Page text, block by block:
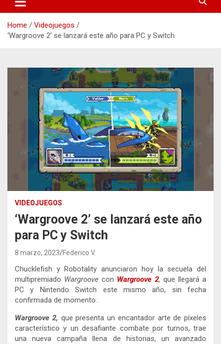
Home
Videojuegos
‘Wargroove 2’ se lanzará este año para PC y Switch
VIDEOJUEGOS
‘Wargroove 2’ se lanzará este año
para PC y Switch
8 marzo, 2023 Federico V.
Chucklefish y Robotality anunciaron hoy la secuela del
multipremiado Wargroove con Wargroove 2, que llegará a
PC y Nintendo Switch este mismo año, sin fecha
confirmada de momento.
Wargroove 2, que presenta un encantador arte de píxeles
característico y un desafiante combate por turnos, trae
una nueva campaña llena de historias, un avanzado